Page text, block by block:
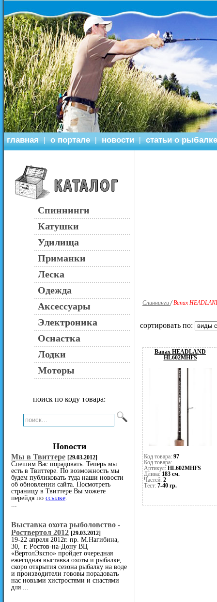
главная | о портале | новости | статьи о рыбалке
Спиннинги
Катушки
Удилища
Приманки
Леска
Одежда
Аксессуары
Электроника
Оснастка
Лодки
Моторы
поиск по коду товара:
Новости
Мы в Твиттере [29.03.2012]
Спешим Вас порадовать. Теперь мы
есть в Твиттере. По возможность мы
будем публиковать туда наши новости
об обновлении сайта. Посмотреть
страницу в Твиттере Вы можете
перейдя по ссылке
Выставка охота рыболовство -
Роствертол 2012 [29.03.2012]
19-22 апреля 2012г. пр. М.Нагибина,
30, г. Ростов-на-Дону ВЦ
«ВертолЭкспо» пройдет очередная
ежегодная выставка охоты и рыбалке,
скоро открытия сезона рыбалку на воде
и производители гововы порадовать
нас новыми хистростями и снастями
для ...
Спиннинги/Banax
сортировать по:
Banax HEADLAND
HL602MHFS
Код товара: 97
Код товара:
Артикул: HL602MHFS
Длина: 183 см.
Частей: 2
Тест: 7-40 гр.